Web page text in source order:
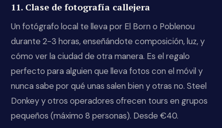
11. Clase de fotografía callejera
Un fotógrafo local te lleva por El Born o Poblenou
durante 2-3 horas, enseñándote composición, luz, y
cómo ver la ciudad de otra manera. Es el regalo
perfecto para alguien que lleva fotos con el móvil y
nunca sabe por qué unas salen bien y otras no. Steel
Donkey y otros operadores ofrecen tours en grupos
pequeños (máximo 8 personas). Desde €40.